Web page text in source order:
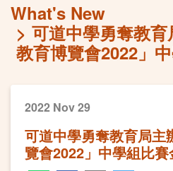
What's New
可道中學勇奪教
教育博覽會2022」
2022 Nov 29
可道中學勇奪教育局主
覽會2022」中學組比